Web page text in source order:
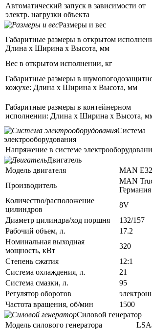
Автоматический запуск в зависимости от
электр. нагрузки объекта
Размеры и вес
Габаритные размеры в открытом
Длина х Ширина х Высота, мм
Вес в открытом исполнении, кг
Габаритные размеры в
кожухе: Длина х Ширина х Высота, мм
Габаритные размеры в контейнерном
исполнении: Длина х Ширина х Высота,
Система
электрооборудования
Напряжение в системе
Двигатель
Модель двигателя
MAN
Производитель
MAN
Германия
Количество/расположение
цилиндров
8V
Диаметр цилиндра/ход поршня
132/157
Рабочий объем, л.
17.2
Номинальная выходная
мощность, кВт
320
Степень сжатия
12:1
Система охлаждения, л.
21
Система смазки, л.
95
Регулятор оборотов
Частота вращения, об/мин
1500
Силовой генератор
Модель силового генератора